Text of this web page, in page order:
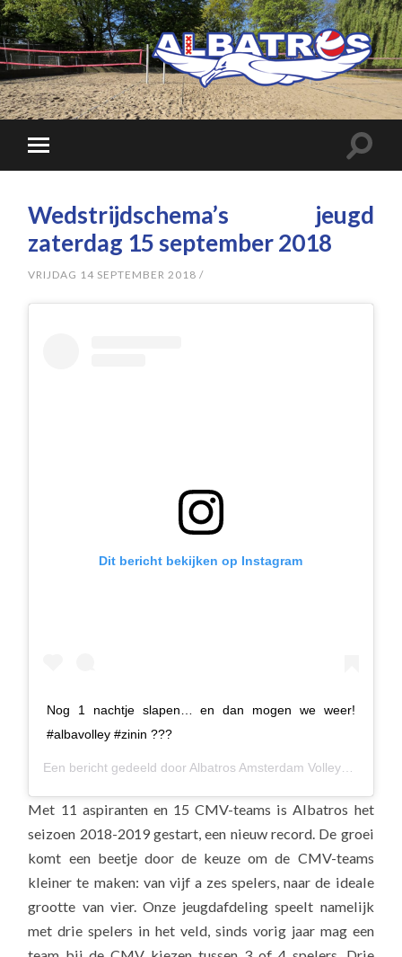
Wedstrijdschema’s jeugd
zaterdag 15 september 2018
VRIJDAG 14 SEPTEMBER 2018 /
Dit bericht bekijken op Instagram
Nog 1 nachtje slapen… en dan mogen we weer!
#albavolley #zinin ???
Een bericht gedeeld door Albatros Amsterdam Volleybal
Met 11 aspiranten en 15 CMV-teams is Albatros het
seizoen 2018-2019 gestart, een nieuw record. De groei
komt een beetje door de keuze om de CMV-teams
kleiner te maken: van vijf a zes spelers, naar de ideale
grootte van vier. Onze jeugdafdeling speelt namelijk
met drie spelers in het veld, sinds vorig jaar mag een